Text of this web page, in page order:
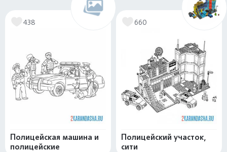
438
Полицейская машина и
полицейские
660
Полицейский участок,
сити